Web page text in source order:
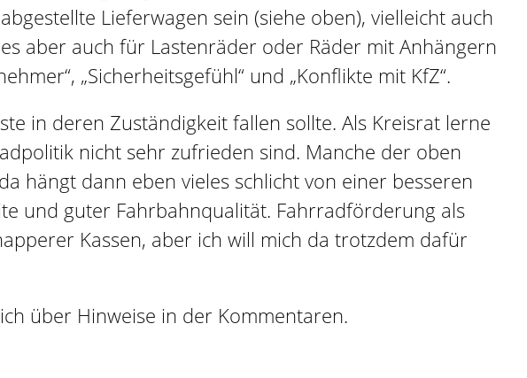
Lieferwagen sein (siehe oben), vielleicht auch
aber auch für Lastenräder oder Räder mit Anhängern
„Sicherheitsgefühl“ und „Konflikte mit KfZ“.
in deren Zuständigkeit fallen sollte. Als Kreisrat lerne
nicht sehr zufrieden sind. Manche der oben
hängt dann eben vieles schlicht von einer besseren
und guter Fahrbahnqualität. Fahrradförderung als
Kassen, aber ich will mich da trotzdem dafür
über Hinweise in der Kommentaren.